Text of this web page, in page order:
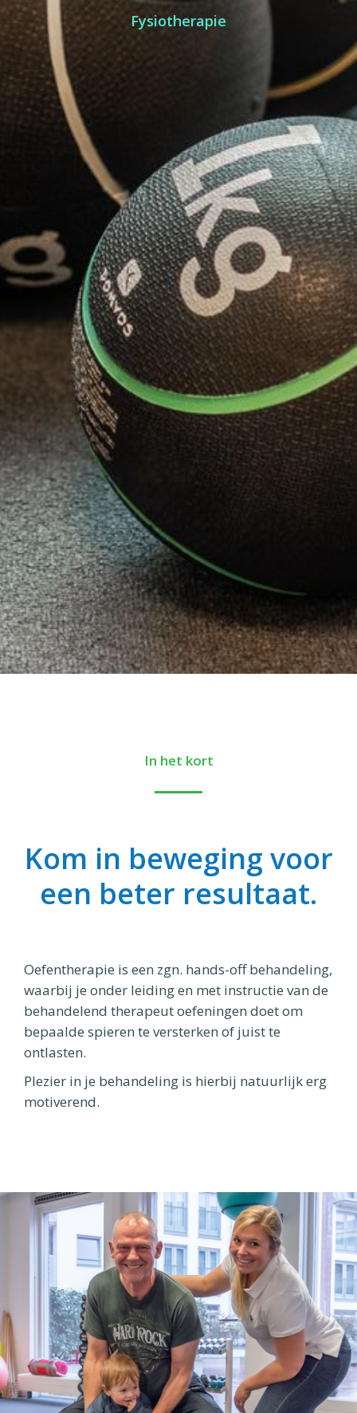
Fysiotherapie
In het kort
Kom in beweging voor
een beter resultaat.
Oefentherapie is een zgn. hands-off behandeling,
waarbij je onder leiding en met instructie van de
behandelend therapeut oefeningen doet om
bepaalde spieren te versterken of juist te
ontlasten.
Plezier in je behandeling is hierbij natuurlijk erg
motiverend.